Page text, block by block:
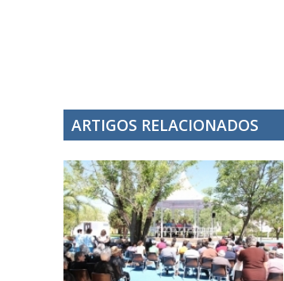
ARTIGOS RELACIONADOS